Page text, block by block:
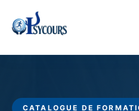
CATALOGUE DE